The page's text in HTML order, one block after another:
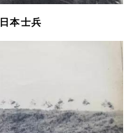
本士兵